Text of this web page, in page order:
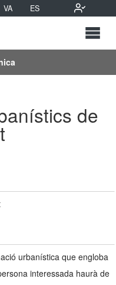
VA ES
de
urbanística que engloba
interessada haurà de